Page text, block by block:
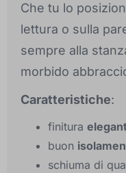
Che tu lo
lettura o sulla
sempre alla
morbido
Caratteristiche:
finitura
buon
schiuma di